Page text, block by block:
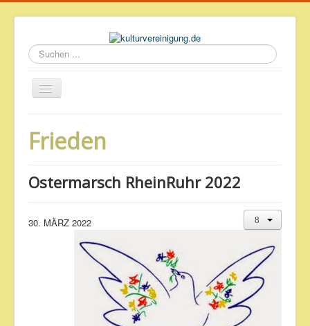
Suchen
...
Geschichte des Volkshauses
Impressum & Datenschutz
Frieden
Ostermarsch RheinRuhr 2022
30. MÄRZ 2022